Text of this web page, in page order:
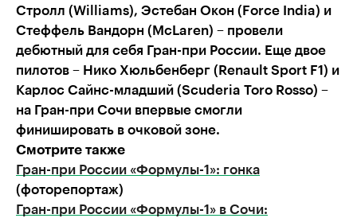
Стролл (Williams), Эстебан Окон (Force India) и
Стеффель Вандорн (McLaren) – провели
дебютный для себя Гран-при России. Еще двое
пилотов – Нико Хюльбенберг (Renault Sport F1) и
Карлос Сайнс-младший (Scuderia Toro Rosso) –
на Гран-при Сочи впервые смогли
финишировать в очковой зоне.
Смотрите также
Гран-при России «Формулы-1»: гонка
(фоторепортаж)
Гран-при России «Формулы-1» в Сочи: